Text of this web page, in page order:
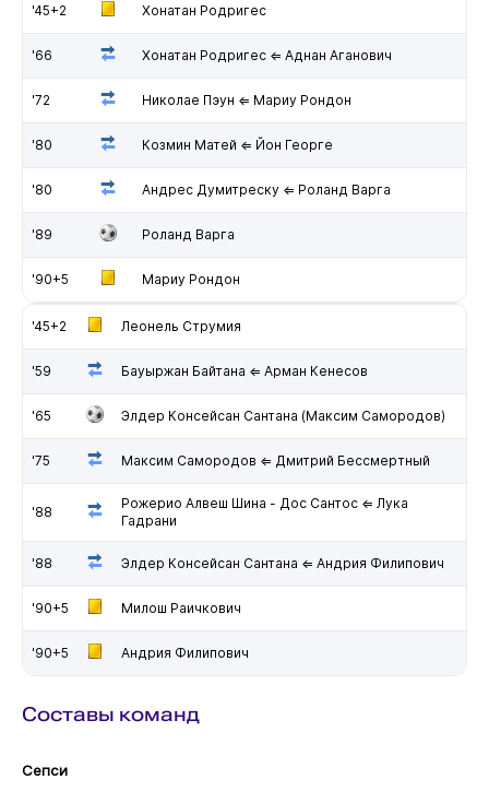
'45+2 Хонатан Родригес
'66 Хонатан Родригес ⇐ Аднан Аганович
'72 Николае Пэун ⇐ Мариу Рондон
'80 Козмин Матей ⇐ Йон Георге
'80 Андрес Думитреску ⇐ Роланд Варга
'89 Роланд Варга
'90+5 Мариу Рондон
'45+2 Леонель Струмия
'59 Бауыржан Байтана ⇐ Арман Кенесов
'65 Элдер Консейсан Сантана (Максим Самородов)
'75 Максим Самородов ⇐ Дмитрий Бессмертный
'88
Рожерио Алвеш Шина - Дос Сантос ⇐ Лука
Гадрани
'88 Элдер Консейсан Сантана ⇐ Андрия Филипович
'90+5 Милош Раичкович
'90+5 Андрия Филипович
Составы команд
Сепси